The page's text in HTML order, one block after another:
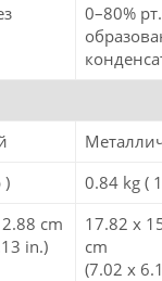
0–80%
)
0.84 kg (
cm
in.)
17.82 x
cm
(7.02 x